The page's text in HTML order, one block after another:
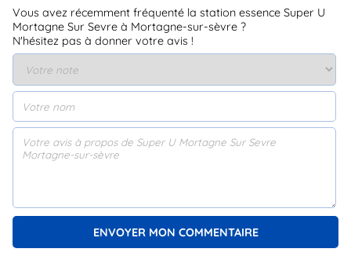
Vous avez récemment fréquenté la station essence Super U
Mortagne Sur Sevre à Mortagne-sur-sèvre ?
N'hésitez pas à donner votre avis !